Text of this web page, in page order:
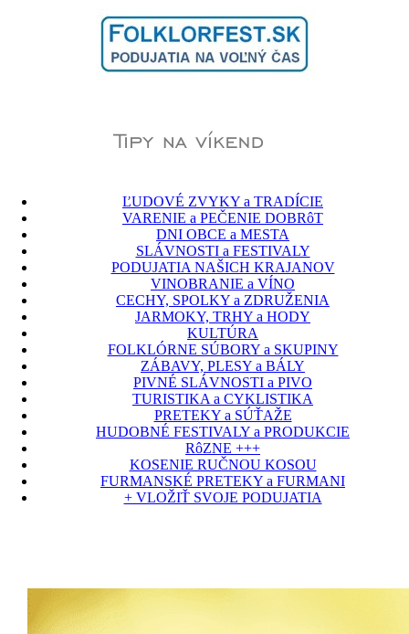
ĽUDOVÉ ZVYKY a TRADÍCIE
VARENIE a PEČENIE DOBRôT
DNI OBCE a MESTA
SLÁVNOSTI a FESTIVALY
PODUJATIA NAŠICH KRAJANOV
VINOBRANIE a VÍNO
CECHY, SPOLKY a ZDRUŽENIA
JARMOKY, TRHY a HODY
KULTÚRA
FOLKLÓRNE SÚBORY a SKUPINY
ZÁBAVY, PLESY a BÁLY
PIVNÉ SLÁVNOSTI a PIVO
TURISTIKA a CYKLISTIKA
PRETEKY a SÚŤAŽE
HUDOBNÉ FESTIVALY a PRODUKCIE
RôZNE +++
KOSENIE RUČNOU KOSOU
FURMANSKÉ PRETEKY a FURMANI
+ VLOŽIŤ SVOJE PODUJATIA